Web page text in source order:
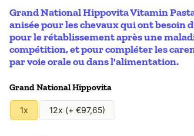
Grand National Hippovita Vitamin
anisée pour les chevaux qui ont
pour le rétablissement après une
compétition, et pour compléter les
par voie orale ou dans l'alimentation.
Faire un choix pour
Grand National Hippovita
1x 12x (+ €97,65)